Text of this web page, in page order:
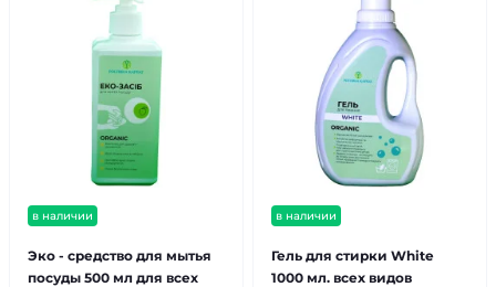
в наличии
Эко - средство для мытья
посуды 500 мл для всех
в наличии
Гель для стирки White
1000 мл. всех видов